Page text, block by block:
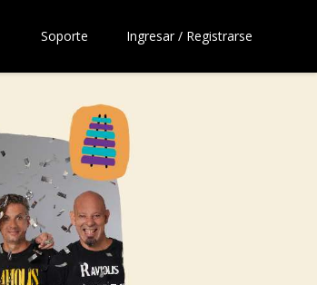
Soporte Ingresar / Registrarse